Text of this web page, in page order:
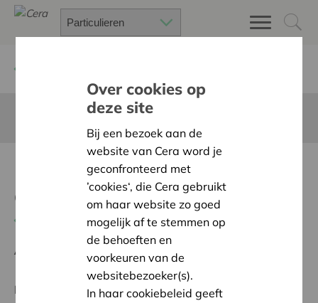
Bewegen, ontdekken,
groeien!
Terug naar overzicht
Ambitie: Warme en zorgzame buurten voor iedereen
Regionaal Project
Over cookies op
deze site
Bij een bezoek aan de
website van Cera word je
geconfronteerd met
’cookies‘, die Cera gebruikt
om haar website zo goed
mogelijk af te stemmen op
de behoeften en
voorkeuren van de
websitebezoeker(s).
In haar cookiebeleid geeft